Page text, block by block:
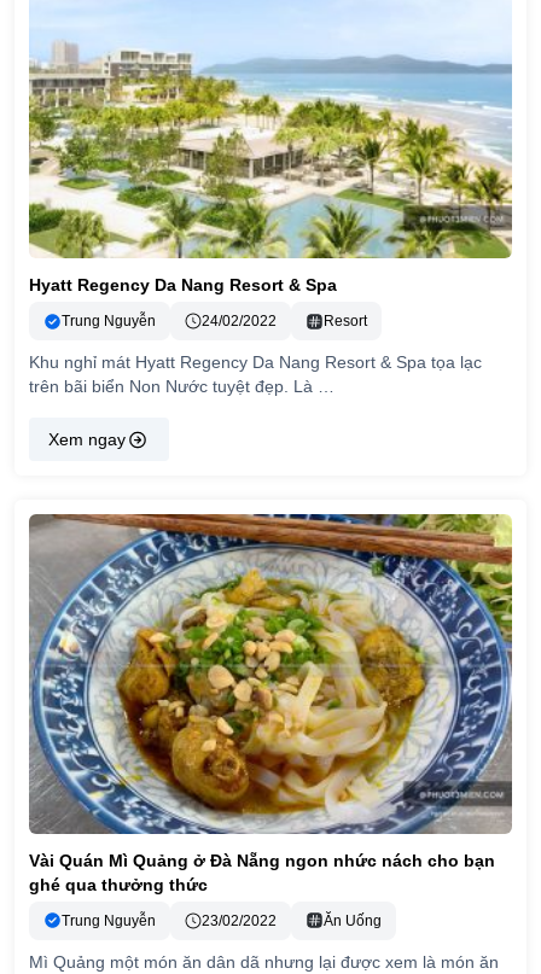
Hyatt Regency Da Nang Resort & Spa
Trung Nguyễn 24/02/2022 Resort
Khu nghỉ mát Hyatt Regency Da Nang Resort & Spa tọa lạc
trên bãi biển Non Nước tuyệt đẹp. Là …
Xem ngay
Vài Quán Mì Quảng ở Đà Nẵng ngon nhức nách cho bạn
ghé qua thưởng thức
Trung Nguyễn 23/02/2022 Ăn Uống
Mì Quảng một món ăn dân dã nhưng lại được xem là món ăn